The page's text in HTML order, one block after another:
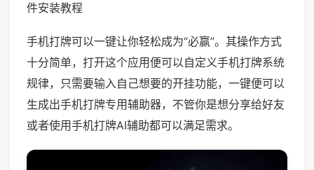
件安装教程
手机打牌可以一键让你轻松成为“必赢”。其操作方式
十分简单，打开这个应用便可以自定义手机打牌系统
规律，只需要输入自己想要的开挂功能，一键便可以
生成出手机打牌专用辅助器，不管你是想分享给好友
或者使用手机打牌AI辅助都可以满足需求。